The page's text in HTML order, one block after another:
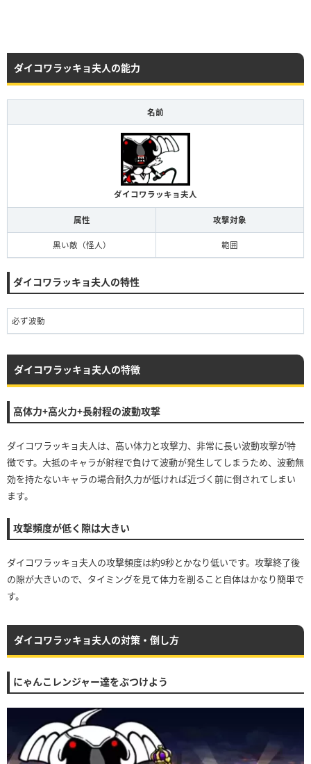
ダイコワラッキョ夫人の能力
名前
ダイコワラッキョ夫人
属性 攻撃対象
黒い敵（怪人） 範囲
ダイコワラッキョ夫人の特性
必ず波動
ダイコワラッキョ夫人の特徴
高体力+高火力+長射程の波動攻撃
ダイコワラッキョ夫人は、高い体力と攻撃力、非常に長い波動攻撃が特
徴です。大抵のキャラが射程で負けて波動が発生してしまうため、波動無
効を持たないキャラの場合耐久力が低ければ近づく前に倒されてしまい
ます。
攻撃頻度が低く隙は大きい
ダイコワラッキョ夫人の攻撃頻度は約9秒とかなり低いです。攻撃終了後
の隙が大きいので、タイミングを見て体力を削ること自体はかなり簡単で
す。
ダイコワラッキョ夫人の対策・倒し方
にゃんこレンジャー達をぶつけよう